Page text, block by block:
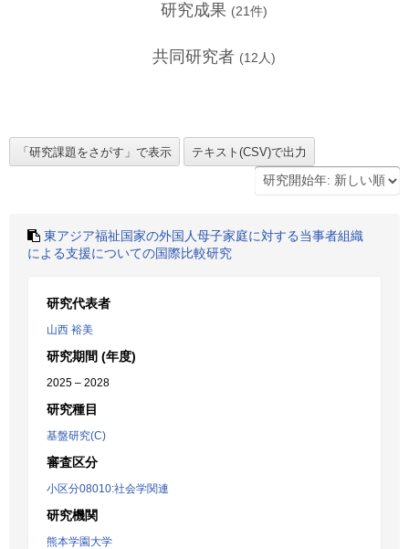
研究成果 (21件)
共同研究者 (12 人)
東アジア福祉国家の外国人母子家庭に対する当事者組織
による支援についての国際比較研究
研究代表者
山西 裕美
研究期間 (年度)
2025 – 2028
研究種目
基盤研究(C)
審査区分
小区分08010:社会学関連
研究機関
熊本学園大学